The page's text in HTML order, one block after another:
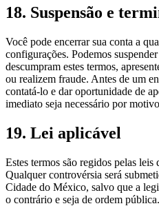
18. Suspensão e
Você pode encerrar sua conta a
configurações. Podemos
descumpram estes termos,
ou realizem fraude. Antes de um
contatá-lo e dar oportunidade de
imediato seja necessário por
19. Lei aplicável
Estes termos são regidos pelas
Qualquer controvérsia será
Cidade do México, salvo que a
o contrário e seja de ordem pública.